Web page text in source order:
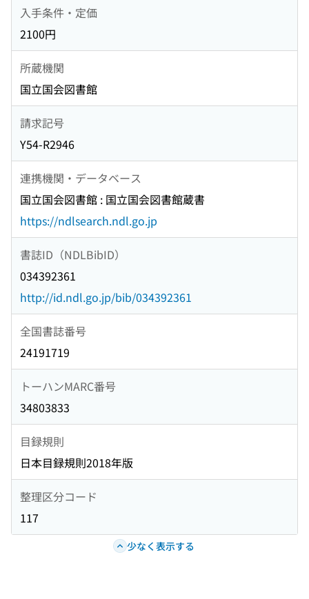
入手条件・定価
2100円
所蔵機関
国立国会図書館
請求記号
Y54-R2946
連携機関・データベース
国立国会図書館 : 国立国会図書館蔵書
https://ndlsearch.ndl.go.jp
書誌ID（NDLBibID）
034392361
http://id.ndl.go.jp/bib/034392361
全国書誌番号
24191719
トーハンMARC番号
34803833
目録規則
日本目録規則2018年版
整理区分コード
117
少なく表示する